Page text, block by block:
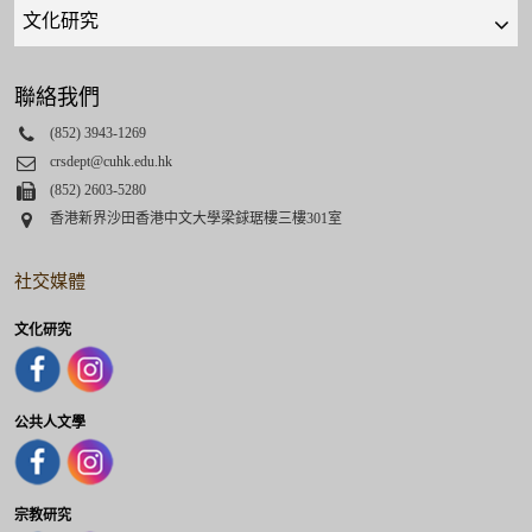
Quick
links
select
聯絡我們
Phone
(852) 3943-1269
Email
crsdept@cuhk.edu.hk
Fax(852) 2603-5280
Address
香港新界沙田香港中文大學梁銶琚樓三樓301室
社交媒體
文化研究
公共人文學
宗教研究